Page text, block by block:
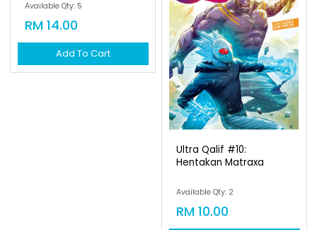
Available Qty: 5
RM 14.00
Add To Cart
Ultra Qalif #10:
Hentakan Matraxa
Available Qty: 2
RM 10.00